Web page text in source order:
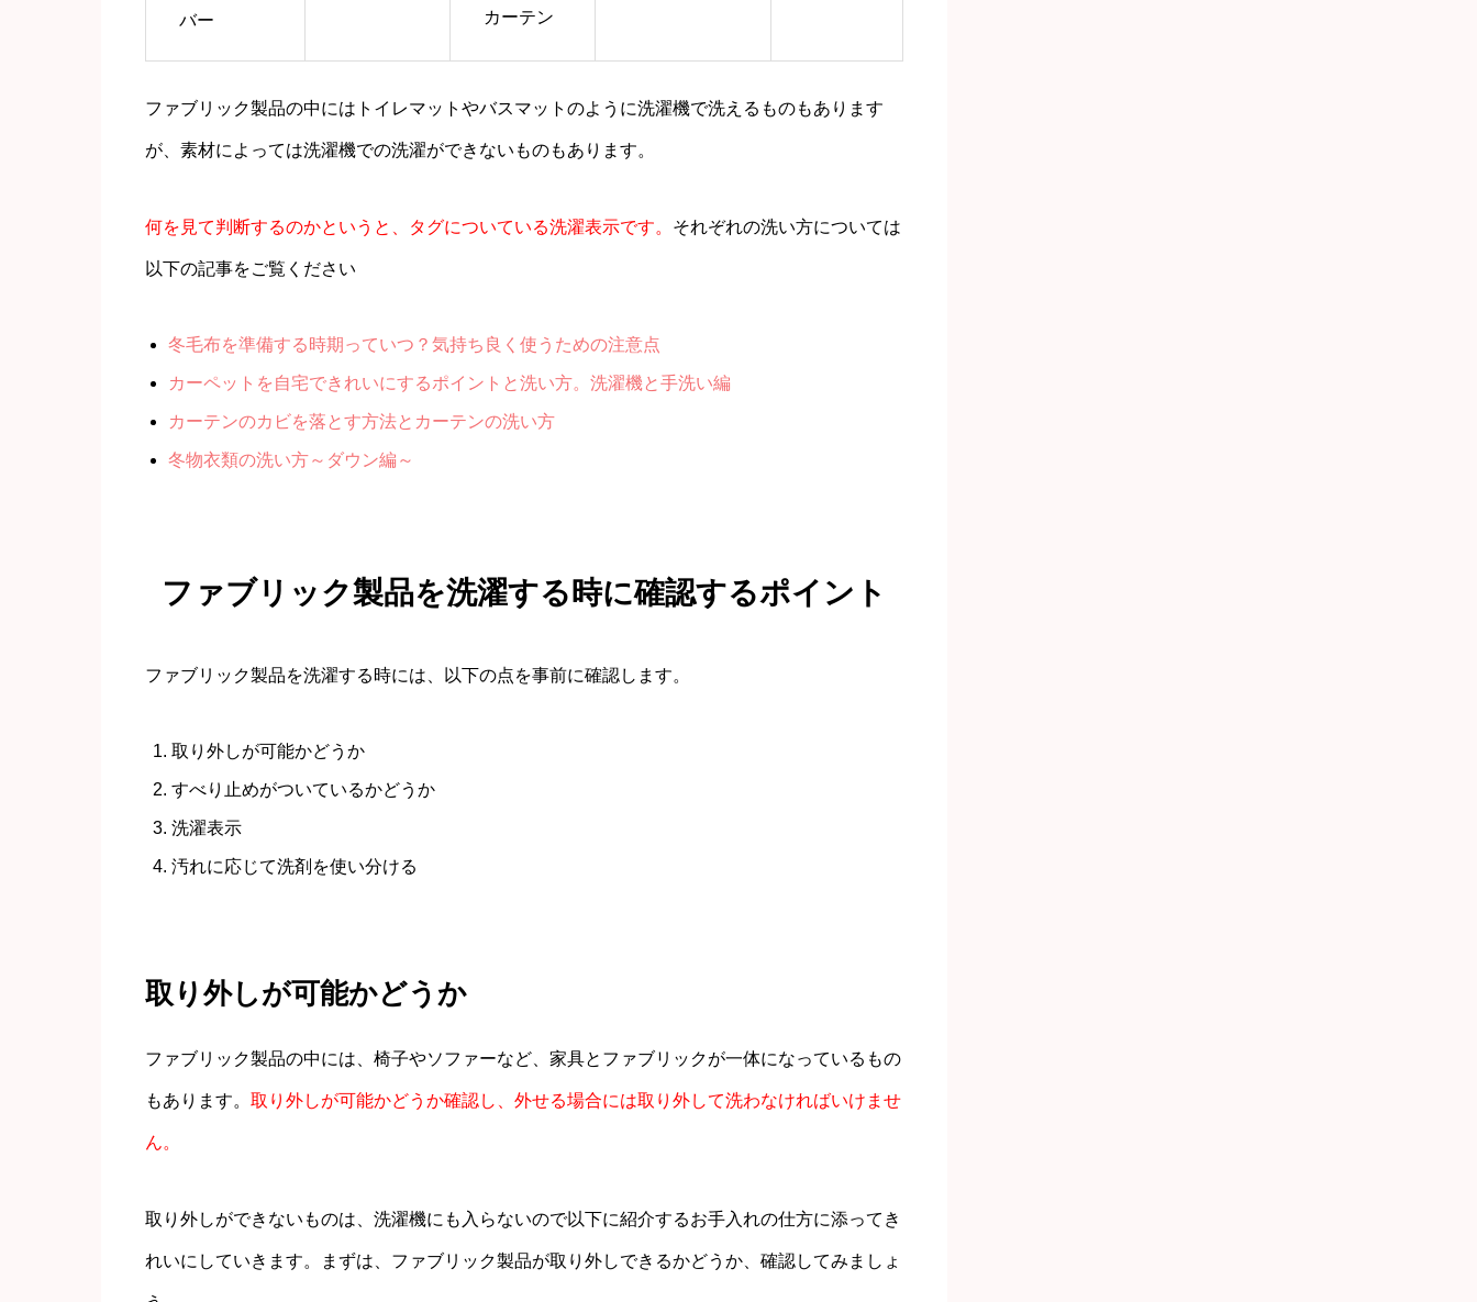
バー カーテン
ファブリック製品の中にはトイレマットやバスマットのように洗濯機で洗えるものもあります
が、素材によっては洗濯機での洗濯ができないものもあります。
何を見て判断するのかというと、タグについている洗濯表示です。 それぞれの洗い方については
以下の記事をご覧ください
冬毛布を準備する時期っていつ？気持ち良く使うための注意点
カーペットを自宅できれいにするポイントと洗い方。洗濯機と手洗い編
カーテンのカビを落とす方法とカーテンの洗い方
冬物衣類の洗い方～ダウン編～
ファブリック製品を洗濯する時に確認するポイント
ファブリック製品を洗濯する時には、以下の点を事前に確認します。
取り外しが可能かどうか
すべり止めがついているかどうか
洗濯表示
汚れに応じて洗剤を使い分ける
取り外しが可能かどうか
ファブリック製品の中には、椅子やソファーなど、家具とファブリックが一体になっているもの
もあります。 取り外しが可能かどうか確認し、外せる場合には取り外して洗わなければいけませ
ん。
取り外しができないものは、洗濯機にも入らないので以下に紹介するお手入れの仕方に添ってき
れいにしていきます。 まずは、ファブリック製品が取り外しできるかどうか、確認してみましょ